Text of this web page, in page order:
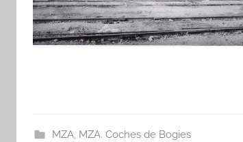
MZA, MZA. Coches de Bogies